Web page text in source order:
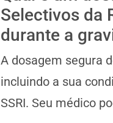
Selectivos da
durante a
A dosagem segura
incluindo a sua
SSRI. Seu médico